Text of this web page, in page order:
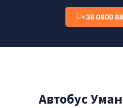
+38 0800 88
Автобус